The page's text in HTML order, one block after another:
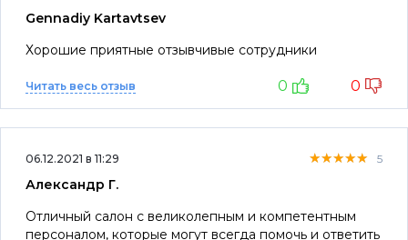
Gennadiy Kartavtsev
Хорошие приятные отзывчивые сотрудники
Читать весь отзыв 0 0
06.12.2021 в 11:29 ★★★★★
★★★★★
★★★★★ 5
Александр Г.
Отличный салон с великолепным и компетентным
персоналом, которые могут всегда помочь и ответить